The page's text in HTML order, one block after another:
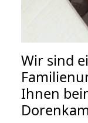
Wir sind
Ihnen